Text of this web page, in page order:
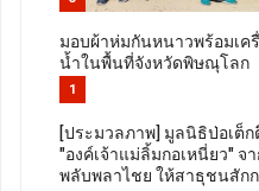
มอบผ้าห่มกันหนาวพร้อมเค
น้ำในพื้นที่จังหวัดพิษณุโลก
1
[ประมวลภาพ] มูลนิธิป่อเต็
"องค์เจ้าแม่ลิ้มกอเหนี่ยว"
พลับพลาไชย ให้สาธุชนสัก